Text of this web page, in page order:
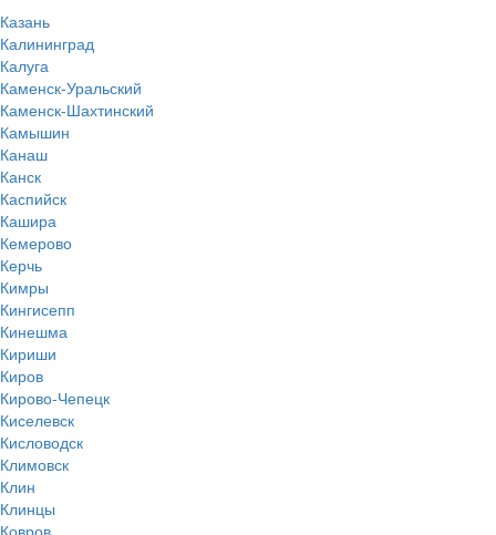
Казань
Калининград
Калуга
Каменск-Уральский
Каменск-Шахтинский
Камышин
Канаш
Канск
Каспийск
Кашира
Кемерово
Керчь
Кимры
Кингисепп
Кинешма
Кириши
Киров
Кирово-Чепецк
Киселевск
Кисловодск
Климовск
Клин
Клинцы
Ковров